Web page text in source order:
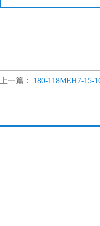
上一篇： 180-118MEH7-15-